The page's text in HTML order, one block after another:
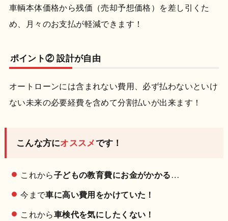
車輌本体価格から残価（売却予想価格）を差し引くた
め、月々のお支払が軽減できます！
ポイント② 設計が自由
オートローンには含まれない費用、必ず払わないといけ
ない未来の必要経費を含めて分割払いが出来ます！
こんな方にオススメです！
これから子どもの教育費にお金がかかる…
今まで車に高い費用をかけていた！
これから車検代を気にしたくない！